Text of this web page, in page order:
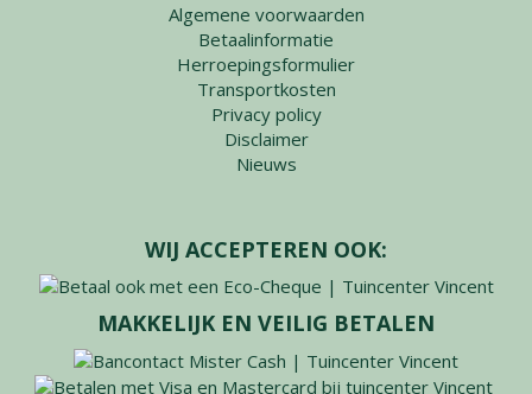
Algemene voorwaarden
Betaalinformatie
Herroepingsformulier
Transportkosten
Privacy policy
Disclaimer
Nieuws
WIJ ACCEPTEREN OOK:
MAKKELIJK EN VEILIG BETALEN